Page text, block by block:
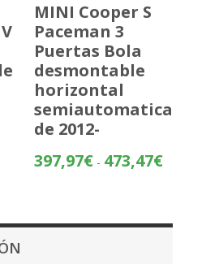
MINI Cooper S
Paceman 3
Puertas Bola
desmontable
horizontal
semiautomatica
de 2012-
397,97€ - 473,47€Rango
397,97€